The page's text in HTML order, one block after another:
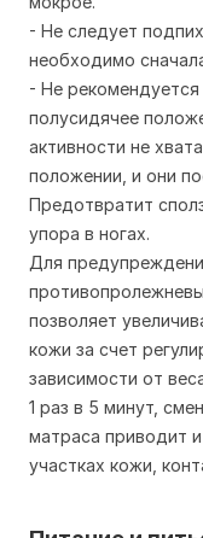
- Не следует
необходимо
- Не
полусидячее
активности не
положении, и они
Предотвратит
упора в ногах.
Для
позволяет
кожи за счет
зависимости от
1 раз в 5 минут,
матраса приводит
участках кожи,